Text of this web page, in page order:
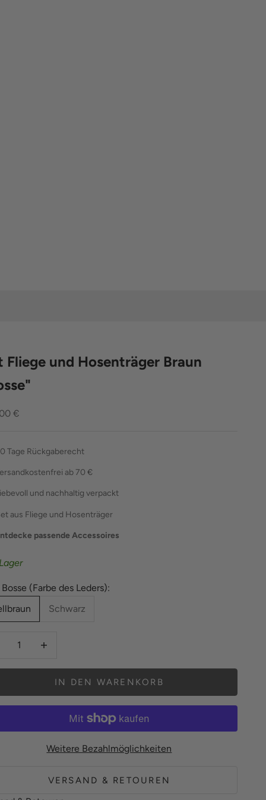
Fliege und Hosenträger Braun
€
Tage Rückgaberecht
ab 70 €
und nachhaltig verpackt
aus Fliege und Hosenträger
passende Accessoires
(Farbe des Leders):
Schwarz
verringern
IN DEN WARENKORB
Weitere Bezahlmöglichkeiten
VERSAND & RETOUREN